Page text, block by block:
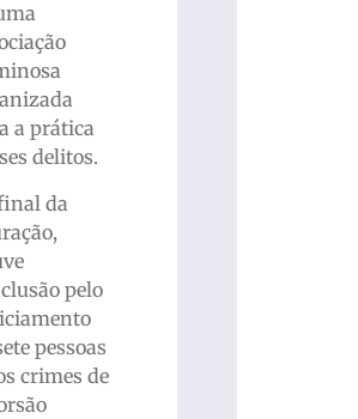
a prática
delitos.
da
pelo
pessoas
crimes de